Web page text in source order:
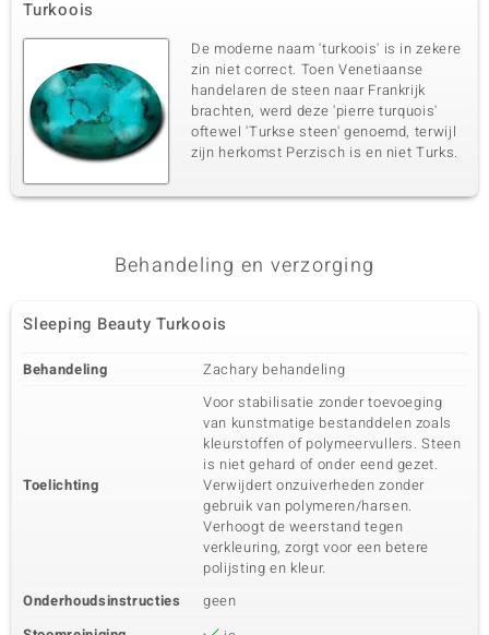
Turkoois
De moderne naam 'turkoois' is in zekere
zin niet correct. Toen Venetiaanse
handelaren de steen naar Frankrijk
brachten, werd deze 'pierre turquois'
oftewel 'Turkse steen' genoemd, terwijl
zijn herkomst Perzisch is en niet Turks.
Behandeling en verzorging
Sleeping Beauty Turkoois
Behandeling Zachary behandeling
Toelichting
Voor stabilisatie zonder toevoeging
van kunstmatige bestanddelen zoals
kleurstoffen of polymeervullers. Steen
is niet gehard of onder eend gezet.
Verwijdert onzuiverheden zonder
gebruik van polymeren/harsen.
Verhoogt de weerstand tegen
verkleuring, zorgt voor een betere
polijsting en kleur.
Onderhoudsinstructies
geen